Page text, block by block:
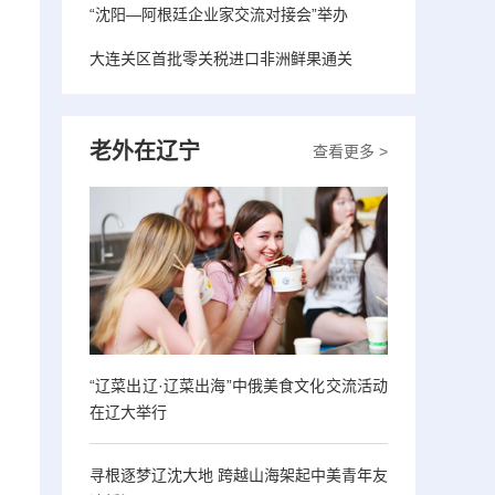
“沈阳—阿根廷企业家交流对接会”举办
大连关区首批零关税进口非洲鲜果通关
查看更多 >
老外在辽宁
“辽菜出辽·辽菜出海”中俄美食文化交流活动
在辽大举行
寻根逐梦辽沈大地 跨越山海架起中美青年友